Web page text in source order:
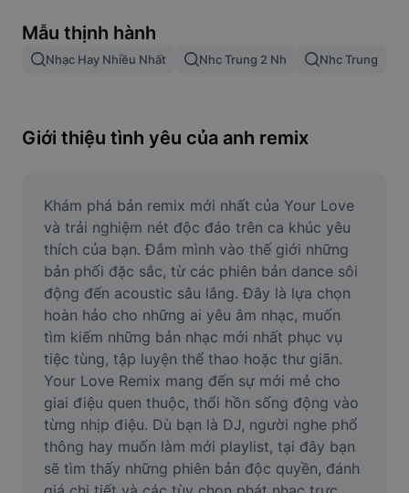
Gộp hình ảnh
Điều chỉnh kích thước hình ảnh
Công cụ tạo meme
AI Text Remover
AI People Remover
AI Inpainting
Face Cutout
Video
Xóa nền trong video
Mẫu thịnh hành
Nhạc Hay Nhiều Nhất Nhc Trung 2 Nh Nhc Trung
Giới thiệu tình yêu của anh remix
Khám phá bản remix mới nhất của Your Love
và trải nghiệm nét độc đáo trên ca khúc yêu
thích của bạn. Đắm mình vào thế giới những
bản phối đặc sắc, từ các phiên bản dance sôi
động đến acoustic sâu lắng. Đây là lựa chọn
hoàn hảo cho những ai yêu âm nhạc, muốn
tìm kiếm những bản nhạc mới nhất phục vụ
tiệc tùng, tập luyện thể thao hoặc thư giãn.
Your Love Remix mang đến sự mới mẻ cho
giai điệu quen thuộc, thổi hồn sống động vào
từng nhịp điệu. Dù bạn là DJ, người nghe phổ
thông hay muốn làm mới playlist, tại đây bạn
sẽ tìm thấy những phiên bản độc quyền, đánh